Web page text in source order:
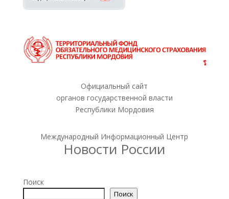
Официальный сайт
органов государственной власти
Республики Мордовия
Международный Информационный Центр
Новости России
Поиск
Поиск